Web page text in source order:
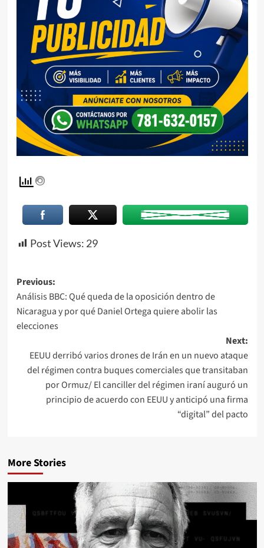
Post Views: 29
Previous:
Análisis BBC: Qué queda de la oposición dentro de
Nicaragua y por qué Daniel Ortega quiere abolir las
elecciones
Next:
EEUU derribó varios drones de Irán en un nuevo ataque
del régimen contra buques comerciales que transitaban
por Ormuz/ El canciller del régimen iraní auguró un
principio de acuerdo con EEUU y anticipó una firma
“digital” del pacto
More Stories